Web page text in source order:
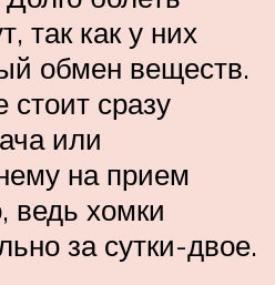
так как у них
обмен веществ.
стоит сразу
или
на прием
ведь хомки
за сутки-двое.